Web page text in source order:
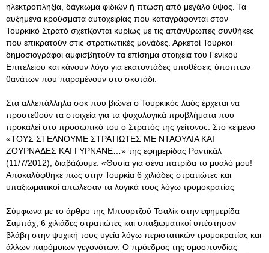
ηλεκτροπληξία, δάγκωμα φιδιών ή πτώση από μεγάλο ύψος. Τα
αυξημένα κρούσματα αυτοχειρίας που καταγράφονται στον
Τουρκικό Στρατό σχετίζονται κυρίως με τις απάνθρωπες συνθήκες
που επικρατούν στις στρατιωτικές μονάδες. Αρκετοί Τούρκοι
δημοσιογράφοι αμφισβητούν τα επίσημα στοιχεία του Γενικού
Επιτελείου και κάνουν λόγο για εκατοντάδες υποθέσεις ύποπτων
θανάτων που παραμένουν στο σκοτάδι.
Στα αλλεπάλληλα σοκ που βιώνει ο Τουρκικός λαός έρχεται να
προστεθούν τα στοιχεία για τα ψυχολογικά προβλήματα που
προκαλεί στο προσωπικό του ο Στρατός της γείτονος. Στο κείμενο
«ΤΟΥΣ ΣΤΕΛΝΟΥΜΕ ΣΤΡΑΤΙΩΤΕΣ ΜΕ ΝΤΑΟΥΛΙΑ ΚΑΙ
ΖΟΥΡΝΑΔΕΣ ΚΑΙ ΓΥΡΝΑΝΕ…» της εφημερίδας Ραντικάλ
(11/7/2012), διαβάζουμε: «Θυσία για σένα πατρίδα το μυαλό μου!
Αποκαλύφθηκε πως στην Τουρκία 6 χιλιάδες στρατιώτες και
υπαξιωματικοί απώλεσαν τα λογικά τους λόγω τρομοκρατίας
Σύμφωνα με το άρθρο της Μπουρτζού Τσαλίκ στην εφημερίδα
Σαμπάχ, 6 χιλιάδες στρατιώτες και υπαξιωματικοί υπέστησαν
βλάβη στην ψυχική τους υγεία λόγω περιστατικών τρομοκρατίας και
άλλων παρόμοιων γεγονότων. Ο πρόεδρος της ομοσπονδίας